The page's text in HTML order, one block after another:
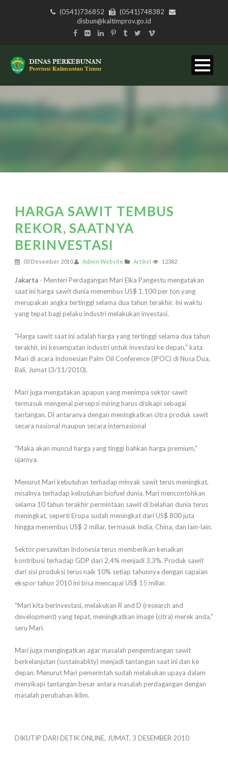
(0541)736852
(0541)748382
disbun@kaltimprov.go.id
HARGA SAWIT TEMBUS
REKOR, SAATNYA
BERINVESTASI
03 Desember 2010 Admin Website Artikel 12382
Jakarta - Menteri Perdagangan Mari Elka Pangestu mengatakan
saat ini harga sawit dunia menembus US$ 1.100 per ton yang
merupakan angka tertinggi selama dua tahun terakhir. Ini waktu
yang tepat bagi pelaku industri melakukan investasi.
"Harga sawit saat ini adalah harga yang tertinggi selama dua tahun
terakhir, ini kesempatan industri untuk investasi ke depan," kata
Mari di acara Indonesian Palm Oil Conference (IPOC) di Nusa Dua,
Bali, Jumat (3/11/2010).
Mari juga mengatakan apapun yang menimpa sektor sawit
termasuk mengenai persepsi miring harus disikapi sebagai
tantangan. Di antaranya dengan meningkatkan citra produk sawit
secara nasional maupun secara internasional
"Maka akan muncul harga yang tinggi bahkan harga premium,"
ujarnya.
Menurut Mari kebutuhan terhadap minyak sawit terus meningkat,
misalnya terhadap kebutuhan biofuel dunia. Mari mencontohkan
selama 10 tahun terakhir permintaan sawit di belahan dunia terus
meningkat, seperti Eropa sudah meningkat dari US$ 800 juta
hingga menembus US$ 2 miliar, termasuk India, China, dan lain-lain.
Sektor persawitan Indonesia terus memberikan kenaikan
kontribusi terhadap GDP dari 2,4% menjadi 3,3%. Produk sawit
dari sisi produksi terus naik 10% setiap tahunnya dengan capaian
ekspor tahun 2010 ini bisa mencapai US$ 15 miliar.
"Mari kita berinvestasi, melakukan R and D (research and
development) yang tepat, meningkatkan image (citra) merek anda,"
seru Mari.
Mari juga mengingatkan agar masalah pengembangan sawit
berkelanjutan (sustainablity) menjadi tantangan saat ini dan ke
depan. Menurut Mari pemerintah sudah melakukan upaya dalam
menyikapi tantangan besar antara masalah perdagangan dengan
masalah perubahan iklim.
DIKUTIP DARI DETIK ONLINE, JUMAT, 3 DESEMBER 2010